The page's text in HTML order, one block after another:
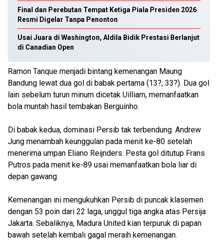
Final dan Perebutan Tempat Ketiga Piala Presiden 2026
Resmi Digelar Tanpa Penonton
Usai Juara di Washington, Aldila Bidik Prestasi Berlanjut
di Canadian Open
Ramon Tanque menjadi bintang kemenangan Maung
Bandung lewat dua gol di babak pertama (13?, 33?). Dua gol
lain sebelum turun minum dicetak Uilliam, memanfaatkan
bola muntah hasil tembakan Berguinho.
Di babak kedua, dominasi Persib tak terbendung. Andrew
Jung menambah keunggulan pada menit ke-80 setelah
menerima umpan Eliano Reijnders. Pesta gol ditutup Frans
Putros pada menit ke-89 usai memanfaatkan bola liar di
depan gawang.
Kemenangan ini mengukuhkan Persib di puncak klasemen
dengan 53 poin dari 22 laga, unggul tiga angka atas Persija
Jakarta. Sebaliknya, Madura United kian terpuruk di papan
bawah setelah kembali gagal meraih kemenangan.